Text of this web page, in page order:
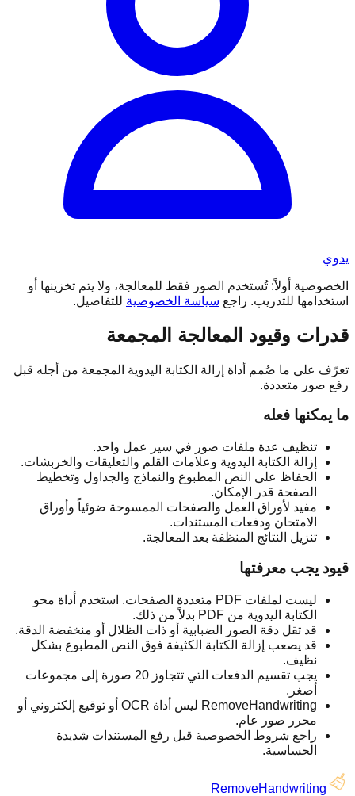
يدوي
الخصوصية أولاً: تُستخدم الصور فقط للمعالجة، ولا يتم تخزينها أو
استخدامها للتدريب. راجع سياسة الخصوصية للتفاصيل.
قدرات وقيود المعالجة المجمعة
تعرّف على ما صُمم أداة إزالة الكتابة اليدوية المجمعة من أجله قبل
رفع صور متعددة.
ما يمكنها فعله
تنظيف عدة ملفات صور في سير عمل واحد.
إزالة الكتابة اليدوية وعلامات القلم والتعليقات والخربشات.
الحفاظ على النص المطبوع والنماذج والجداول وتخطيط
الصفحة قدر الإمكان.
مفيد لأوراق العمل والصفحات الممسوحة ضوئياً وأوراق
الامتحان ودفعات المستندات.
تنزيل النتائج المنظفة بعد المعالجة.
قيود يجب معرفتها
ليست لملفات PDF متعددة الصفحات. استخدم أداة محو
الكتابة اليدوية من PDF بدلاً من ذلك.
قد تقل دقة الصور الضبابية أو ذات الظلال أو منخفضة الدقة.
قد يصعب إزالة الكتابة الكثيفة فوق النص المطبوع بشكل
نظيف.
يجب تقسيم الدفعات التي تتجاوز 20 صورة إلى مجموعات
أصغر.
RemoveHandwriting ليس أداة OCR أو توقيع إلكتروني أو
محرر صور عام.
راجع شروط الخصوصية قبل رفع المستندات شديدة
الحساسية.
RemoveHandwriting